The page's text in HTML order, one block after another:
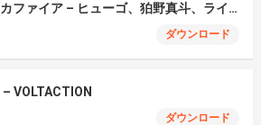
モエチャッカファイア – ヒューゴ、狛野真斗、ライト、セヴェリアン (Cover )
ダウンロード
VOLTACTION
ダウンロード